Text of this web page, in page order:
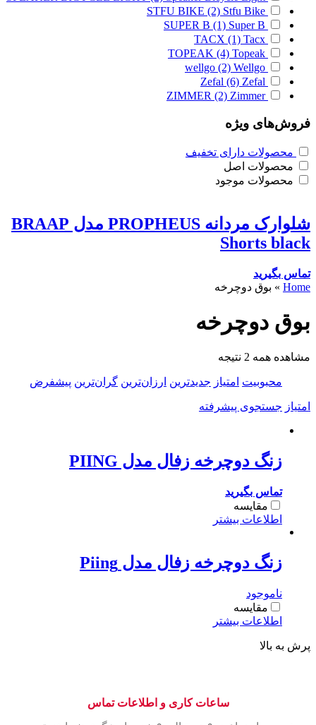
STFU BIKE (2) Stfu Bike
SUPER B (1) Super B
TACX (1) Tacx
TOPEAK (4) Topeak
wellgo (2) Wellgo
Zefal (6) Zefal
ZIMMER (2) Zimmer
فروش‌های ویژه
محصولات دارای تخفیف
محصولات اصل
محصولات موجود
شلوارک مردانه PROPHEUS مدل BRAAP
Shorts black
تماس بگیرید
Home
» بوق دوچرخه
بوق دوچرخه
مشاهده همه 2 نتیجه
محبوبیت امتیاز جدیدترین ارزان‌ترین گران‌ترین پیشفرض
امتیاز جستجوی پیشرفته
زنگ دوچرخه زفال مدل PIING
تماس بگیرید
مقایسه
اطلاعات بیشتر
زنگ دوچرخه زفال مدل Piing
ناموجود
مقایسه
اطلاعات بیشتر
پرش به بالا
ساعات کاری و اطلاعات تماس